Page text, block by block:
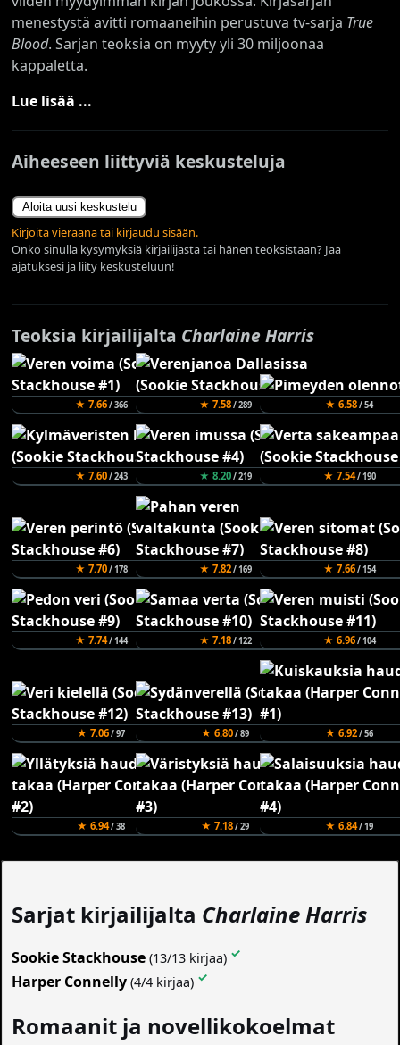
menestystä avitti romaaneihin perustuva tv-sarja True
Blood. Sarjan teoksia on myyty yli 30 miljoonaa
kappaletta.
Lue lisää ...
Aiheeseen liittyviä keskusteluja
Aloita uusi keskustelu
Kirjoita vieraana tai kirjaudu sisään.
Onko sinulla kysymyksiä kirjailijasta tai hänen teoksistaan? Jaa
ajatuksesi ja liity keskusteluun!
Teoksia kirjailijalta Charlaine Harris
★ 7.66/ 366 ★ 7.58/ 289 ★ 6.58/ 54
★ 7.60/ 243 ★ 8.20/ 219 ★ 7.54/ 190
★ 7.70/ 178 ★ 7.82/ 169 ★ 7.66/ 154
★ 7.74/ 144 ★ 7.18/ 122 ★ 6.96/ 104
★ 7.06/ 97 ★ 6.80/ 89 ★ 6.92/ 56
★ 6.94/ 38 ★ 7.18/ 29 ★ 6.84/ 19
Sarjat kirjailijalta Charlaine Harris
Sookie Stackhouse (13/13 kirjaa) ✓
Harper Connelly (4/4 kirjaa) ✓
Romaanit ja novellikokoelmat